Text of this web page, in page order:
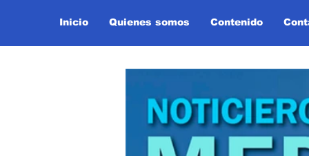
Inicio Quienes somos Contenido